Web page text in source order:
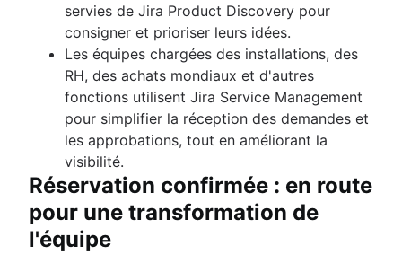
servies de Jira Product Discovery pour
consigner et prioriser leurs idées.
Les équipes chargées des installations, des
RH, des achats mondiaux et d'autres
fonctions utilisent Jira Service Management
pour simplifier la réception des demandes et
les approbations, tout en améliorant la
visibilité.
Réservation confirmée : en route
pour une transformation de
l'équipe